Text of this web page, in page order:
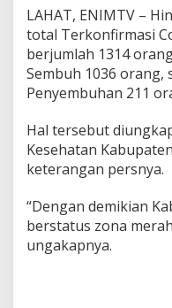
LAHAT, ENIMTV –
total Terkonfirmasi
berjumlah 1314
Sembuh 1036 orang,
Penyembuhan 211
Hal tersebut
Kesehatan
keterangan persnya.
“Dengan demikian
berstatus zona
ungakapnya.